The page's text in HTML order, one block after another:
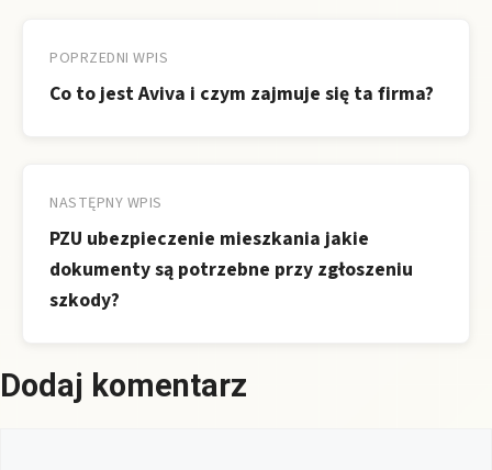
wpisu
POPRZEDNI WPIS
Co to jest Aviva i czym zajmuje się ta firma?
NASTĘPNY WPIS
PZU ubezpieczenie mieszkania jakie
dokumenty są potrzebne przy zgłoszeniu
szkody?
Dodaj komentarz